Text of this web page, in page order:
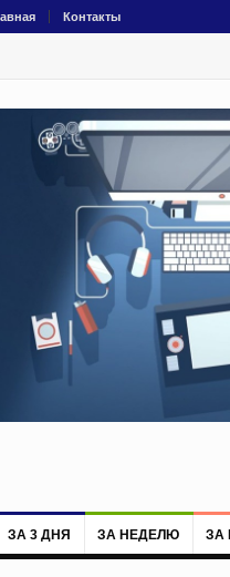
Контакты
ЗА 3 ДНЯ ЗА НЕДЕЛЮ ЗА